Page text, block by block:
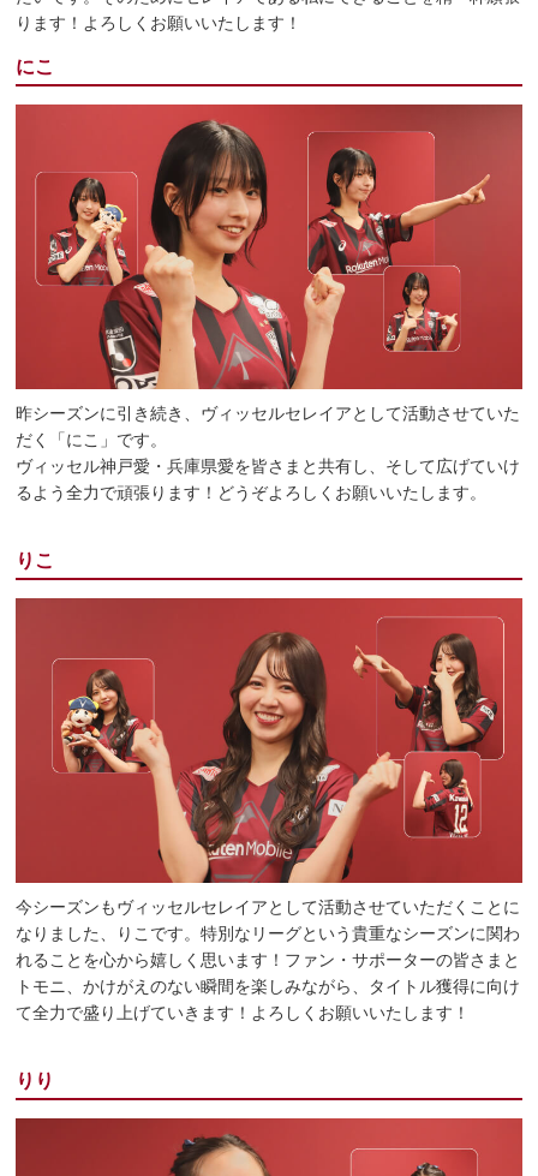
ります！よろしくお願いいたします！
にこ
昨シーズンに引き続き、ヴィッセルセレイアとして活動させていた
だく「にこ」です。
ヴィッセル神戸愛・兵庫県愛を皆さまと共有し、そして広げていけ
るよう全力で頑張ります！どうぞよろしくお願いいたします。
りこ
今シーズンもヴィッセルセレイアとして活動させていただくことに
なりました、りこです。特別なリーグという貴重なシーズンに関わ
れることを心から嬉しく思います！ファン・サポーターの皆さまと
トモニ、かけがえのない瞬間を楽しみながら、タイトル獲得に向け
て全力で盛り上げていきます！よろしくお願いいたします！
りり